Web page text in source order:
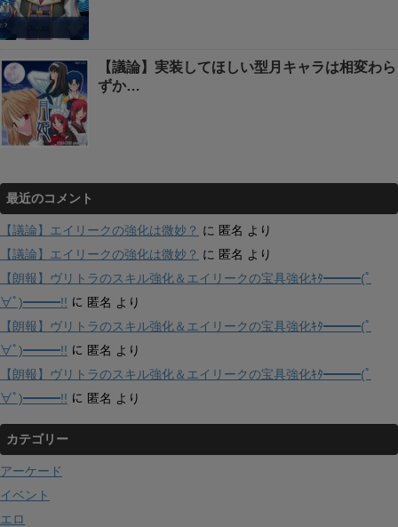
【議論】実装してほしい型月キャラは相変わら
ずか…
最近のコメント
【議論】エイリークの強化は微妙？ に 匿名 より
【議論】エイリークの強化は微妙？ に 匿名 より
【朗報】ヴリトラのスキル強化＆エイリークの宝具強化ｷﾀ━━━(ﾟ
∀ﾟ)━━━!! に 匿名 より
【朗報】ヴリトラのスキル強化＆エイリークの宝具強化ｷﾀ━━━(ﾟ
∀ﾟ)━━━!! に 匿名 より
【朗報】ヴリトラのスキル強化＆エイリークの宝具強化ｷﾀ━━━(ﾟ
∀ﾟ)━━━!! に 匿名 より
カテゴリー
アーケード
イベント
エロ